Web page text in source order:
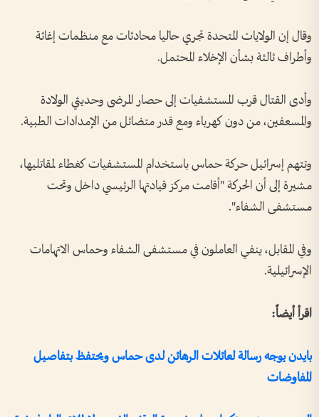
وقال إن الولايات المتحدة تجري حاليا محادثات مع منظمات إغاثة
وأطراف ثالثة بشأن الإخلاء المحتمل.
وأدى القتال قرب المستشفيات إلى حصار المرضى وحديثي الولادة
والمسعفين، من دون كهرباء ومع قدر متضائل من الإمدادات الطبية.
وتتهم إسرائيل حركة حماس باستخدام المستشفيات كغطاء لمقاتليها،
مشيرة إلى أن الحركة "أقامت مركز قيادتها الرئيسي داخل وتحت
مستشفى الشفاء".
وفي المقابل، ينفي العاملون في مستشفى الشفاء وحماس الاتهامات
الإسرائيلية.
اقرأ أيضاً:
بايدن يوجه رسالة لعائلات الرهائن لدى حماس ويحتفظ بتفاصيل
المفاوضات